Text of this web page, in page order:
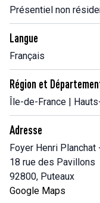
Présentiel non
Langue
Français
Région et
Île-de-France |
Adresse
Foyer Henri Planchat
18 rue des Pavillons
92800, Puteaux
Google Maps